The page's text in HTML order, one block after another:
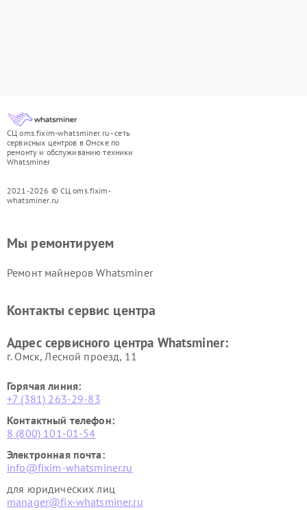
СЦ oms.fixim-whatsminer.ru - сеть
сервисных центров в Омске по
ремонту и обслуживанию техники
Whatsminer
2021-2026 © СЦ oms.fixim-
whatsminer.ru
Мы ремонтируем
Ремонт майнеров Whatsminer
Контакты сервис центра
Адрес сервисного центра Whatsminer:
г. Омск, ​Лесной проезд, 11
Горячая линия:
+7 (381) 263-29-83
Контактный телефон:
8 (800) 101-01-54
Электронная почта:
info@fixim-whatsminer.ru
для юридических лиц
manager@fix-whatsminer.ru